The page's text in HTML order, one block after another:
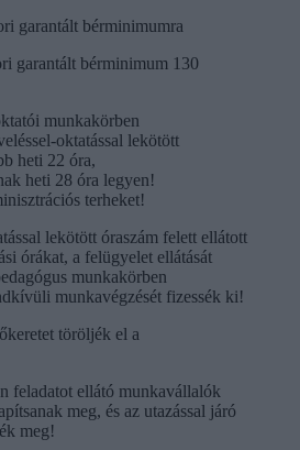
garantált bérminimumra
garantált bérminimum 130
munkakörben
oktatással lekötött
heti 22 óra,
heti 28 óra legyen!
terheket!
lekötött óraszám felett ellátott
órákat, a felügyelet ellátását
munkakörben
munkavégzését fizessék ki!
töröljék el a
feladatot ellátó munkavállalók
meg, és az utazással járó
meg!